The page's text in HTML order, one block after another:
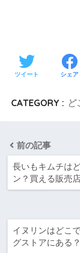
ツイート シェア
CATEGORY : ど
前の記事
長いもキムチは
ン？買える販売
イヌリンはどこ
グストアにある